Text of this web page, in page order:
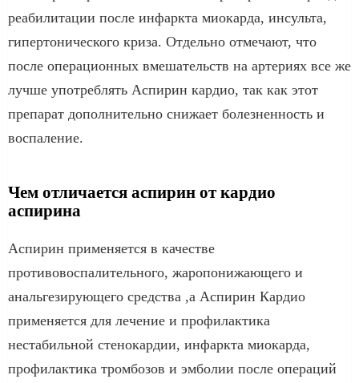
реабилитации после инфаркта миокарда, инсульта,
гипертонического криза. Отдельно отмечают, что
после операционных вмешательств на артериях все же
лучше употреблять Аспирин кардио, так как этот
препарат дополнительно снижает болезненность и
воспаление.
Чем отличается аспирин от кардио
аспирина
Аспирин применяется в качестве
противовоспалительного, жаропонижающего и
анальгезирующего средства ,а Аспирин Кардио
применяется для лечение и профилактика
нестабильной стенокардии, инфаркта миокарда,
профилактика тромбозов и эмболии после операций